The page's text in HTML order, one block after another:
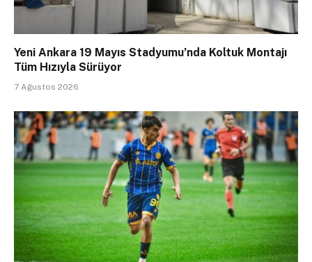
Yeni Ankara 19 Mayıs Stadyumu’nda Koltuk Montajı
Tüm Hızıyla Sürüyor
7 Ağustos 2026